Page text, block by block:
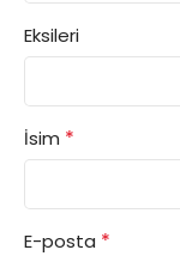
Eksileri
İsim *
E-posta *